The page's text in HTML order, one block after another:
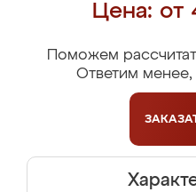
Цена: от
Поможем
Ответим менее,